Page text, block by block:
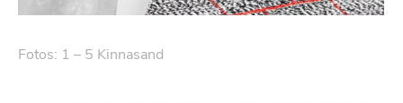
Fotos: 1 – 5 Kin­na­sand